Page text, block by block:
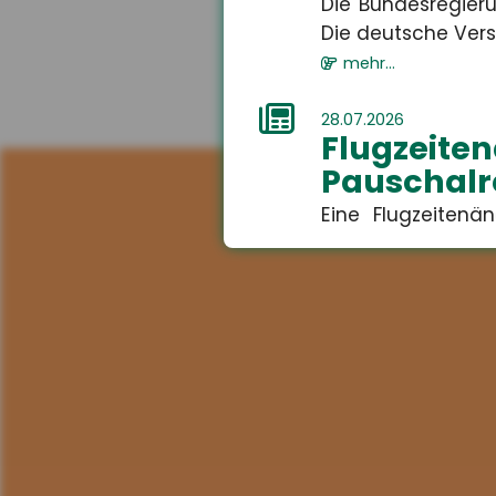
Die deutsche
mehr...
28.07.2026
Eine
führen. Das
Jugendliche